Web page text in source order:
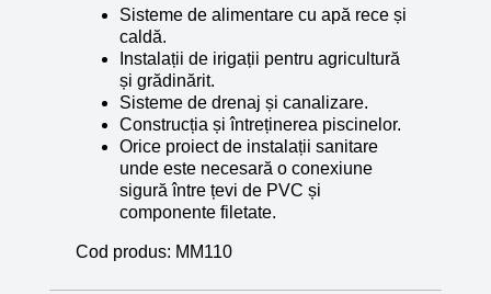
Sisteme de alimentare cu apă rece și
caldă.
Instalații de irigații pentru agricultură
și grădinărit.
Sisteme de drenaj și canalizare.
Construcția și întreținerea piscinelor.
Orice proiect de instalații sanitare
unde este necesară o conexiune
sigură între țevi de PVC și
componente filetate.
Cod produs: MM110